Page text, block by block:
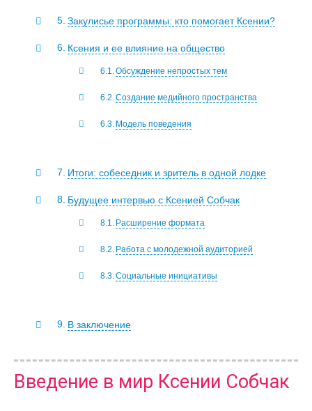
Закулисье программы: кто помогает Ксении?
Ксения и ее влияние на общество
Обсуждение непростых тем
Создание медийного пространства
Модель поведения
Итоги: собеседник и зритель в одной лодке
Будущее интервью с Ксенией Собчак
Расширение формата
Работа с молодежной аудиторией
Социальные инициативы
В заключение
Введение в мир Ксении Собчак